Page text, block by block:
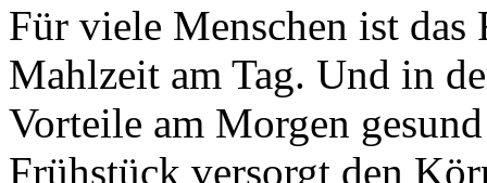
Für viele Menschen ist
Mahlzeit am Tag. Und in
Vorteile am Morgen
Frühstück versorgt den